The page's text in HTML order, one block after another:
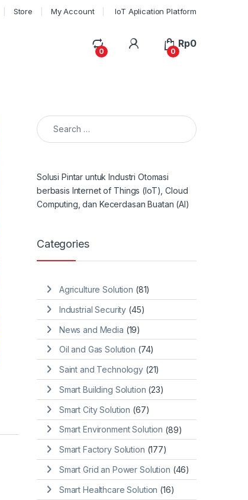
Store My Account IoT Aplication Platform
0
My Account
0
Rp0
Search for:
Solusi Pintar untuk Industri Otomasi
berbasis Internet of Things (IoT), Cloud
Computing, dan Kecerdasan Buatan (AI)
Categories
Agriculture Solution (81)
Industrial Security (45)
News and Media (19)
Oil and Gas Solution (74)
Saint and Technology (21)
Smart Building Solution (23)
Smart City Solution (67)
Smart Environment Solution (89)
Smart Factory Solution (177)
Smart Grid an Power Solution (46)
Smart Healthcare Solution (16)